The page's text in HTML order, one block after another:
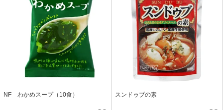
NF わかめスープ（10食） スンドゥブの素